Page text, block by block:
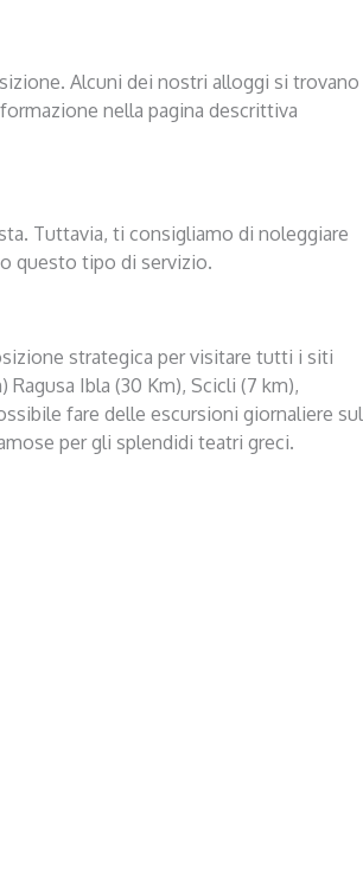
Alcuni dei nostri alloggi si trovano
nella pagina descrittiva
Tuttavia, ti consigliamo di noleggiare
questo tipo di servizio.
strategica per visitare tutti i siti
Ibla (30 Km), Scicli (7 km),
fare delle escursioni giornaliere sul
per gli splendidi teatri greci.